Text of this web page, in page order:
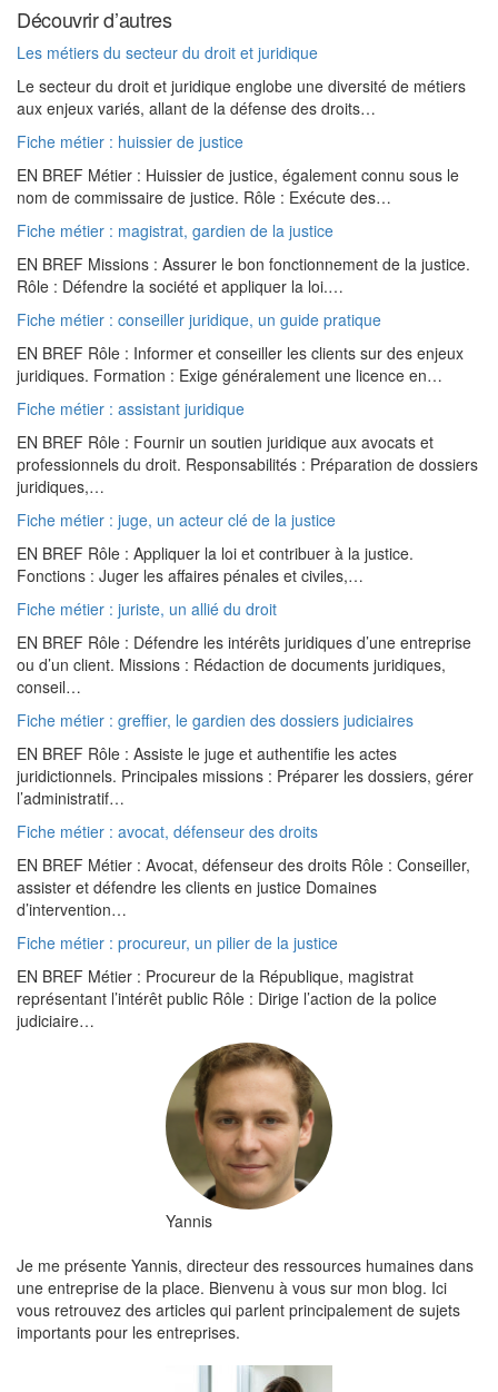
Découvrir d’autres
Les métiers du secteur du droit et juridique
Le secteur du droit et juridique englobe une diversité de métiers
aux enjeux variés, allant de la défense des droits…
Fiche métier : huissier de justice
EN BREF Métier : Huissier de justice, également connu sous le
nom de commissaire de justice. Rôle : Exécute des…
Fiche métier : magistrat, gardien de la justice
EN BREF Missions : Assurer le bon fonctionnement de la justice.
Rôle : Défendre la société et appliquer la loi.…
Fiche métier : conseiller juridique, un guide pratique
EN BREF Rôle : Informer et conseiller les clients sur des enjeux
juridiques. Formation : Exige généralement une licence en…
Fiche métier : assistant juridique
EN BREF Rôle : Fournir un soutien juridique aux avocats et
professionnels du droit. Responsabilités : Préparation de dossiers
juridiques,…
Fiche métier : juge, un acteur clé de la justice
EN BREF Rôle : Appliquer la loi et contribuer à la justice.
Fonctions : Juger les affaires pénales et civiles,…
Fiche métier : juriste, un allié du droit
EN BREF Rôle : Défendre les intérêts juridiques d’une entreprise
ou d’un client. Missions : Rédaction de documents juridiques,
conseil…
Fiche métier : greffier, le gardien des dossiers judiciaires
EN BREF Rôle : Assiste le juge et authentifie les actes
juridictionnels. Principales missions : Préparer les dossiers, gérer
l’administratif…
Fiche métier : avocat, défenseur des droits
EN BREF Métier : Avocat, défenseur des droits Rôle : Conseiller,
assister et défendre les clients en justice Domaines
d’intervention…
Fiche métier : procureur, un pilier de la justice
EN BREF Métier : Procureur de la République, magistrat
représentant l’intérêt public Rôle : Dirige l’action de la police
judiciaire…
Yannis
Je me présente Yannis, directeur des ressources humaines dans
une entreprise de la place. Bienvenu à vous sur mon blog. Ici
vous retrouvez des articles qui parlent principalement de sujets
importants pour les entreprises.